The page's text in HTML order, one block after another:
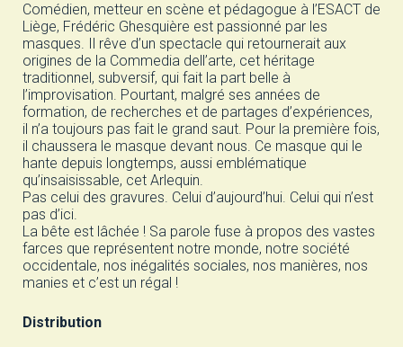
Comédien, metteur en scène et pédagogue à l’ESACT de
Liège, Frédéric Ghesquière est passionné par les
masques. Il rêve d’un spectacle qui retournerait aux
origines de la Commedia dell’arte, cet héritage
traditionnel, subversif, qui fait la part belle à
l’improvisation. Pourtant, malgré ses années de
formation, de recherches et de partages d’expériences,
il n’a toujours pas fait le grand saut. Pour la première fois,
il chaussera le masque devant nous. Ce masque qui le
hante depuis longtemps, aussi emblématique
qu’insaisissable, cet Arlequin.
Pas celui des gravures. Celui d’aujourd’hui. Celui qui n’est
pas d’ici.
La bête est lâchée ! Sa parole fuse à propos des vastes
farces que représentent notre monde, notre société
occidentale, nos inégalités sociales, nos manières, nos
manies et c’est un régal !
Distribution